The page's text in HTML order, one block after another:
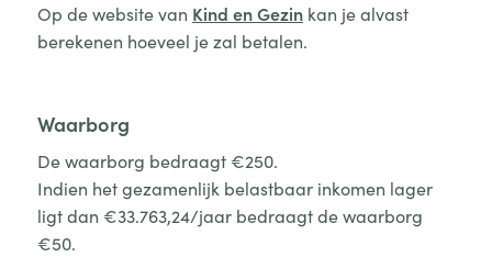
Op de website van Kind en Gezinkan je alvast
berekenen hoeveel je zal betalen.
Waarborg
De waarborg bedraagt €250.
Indien het gezamenlijk belastbaar inkomen lager
ligt dan €33.763,24/jaar bedraagt de waarborg
€50.